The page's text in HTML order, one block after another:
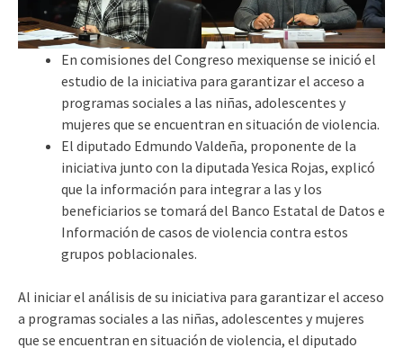
En comisiones del Congreso mexiquense se inició el
estudio de la iniciativa para garantizar el acceso a
programas sociales a las niñas, adolescentes y
mujeres que se encuentran en situación de violencia.
El diputado Edmundo Valdeña, proponente de la
iniciativa junto con la diputada Yesica Rojas, explicó
que la información para integrar a las y los
beneficiarios se tomará del Banco Estatal de Datos e
Información de casos de violencia contra estos
grupos poblacionales.
Al iniciar el análisis de su iniciativa para garantizar el acceso
a programas sociales a las niñas, adolescentes y mujeres
que se encuentran en situación de violencia, el diputado